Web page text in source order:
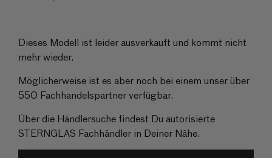
Dieses Modell ist leider ausverkauft und kommt nicht
mehr wieder.
Möglicherweise ist es aber noch bei einem unser über
550 Fachhandelspartner verfügbar.
Über die Händlersuche findest Du autorisierte
STERNGLAS Fachhändler in Deiner Nähe.